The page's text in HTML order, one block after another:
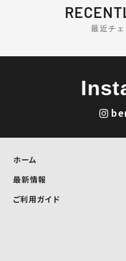
最近チ
ホーム
最新情報
ご利用ガイド